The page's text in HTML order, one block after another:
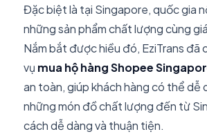
Đặc biệt là tại Singapore, quốc gia
những sản phẩm chất lượng cùng
Nắm bắt được hiều đó, EziTrans đã
vụ mua hộ hàng Shopee
an toàn, giúp khách hàng có thể dễ
những món đồ chất lượng đến từ
cách dễ dàng và thuận tiện.